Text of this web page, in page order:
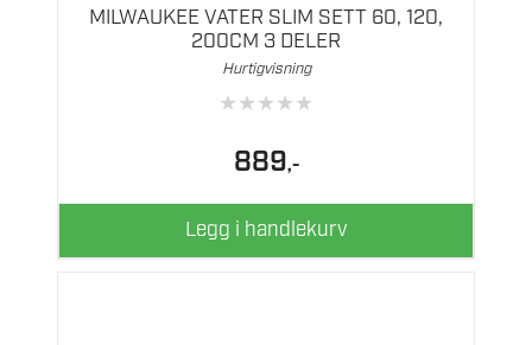
MILWAUKEE VATER SLIM SETT 60, 120,
200CM 3 DELER
Hurtigvisning
★★★★★
889,-
Legg i handlekurv